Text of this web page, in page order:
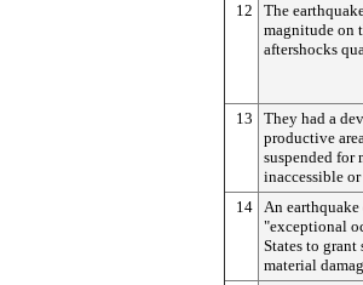
12
The
magnitude on
aftershocks
13
They had a
productive
suspended for
inaccessible
14 An
"exceptional
States to grant
material